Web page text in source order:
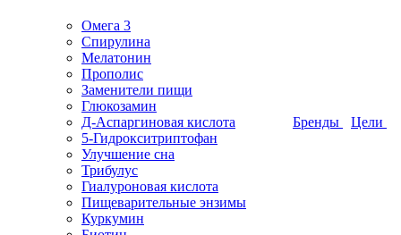
Омега 3
Спирулина
Мелатонин
Прополис
Заменители пищи
Глюкозамин
Д-Аспаргиновая кислота
5-Гидрокситриптофан
Улучшение сна
Трибулус
Гиалуроновая кислота
Пищеварительные энзимы
Куркумин
Бренды Цели